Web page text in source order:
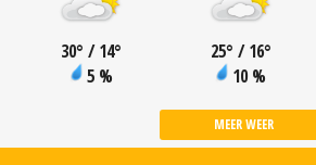
30° / 14°
5 %
25° / 16°
10 %
MEER WEER